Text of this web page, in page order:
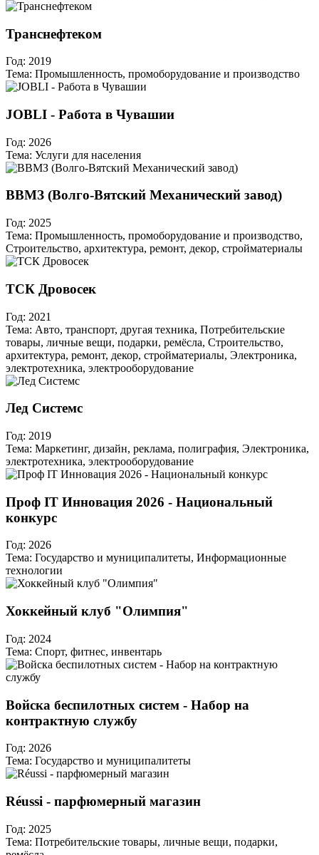
Транснефтеком
Год: 2019
Тема: Промышленность, промоборудование и производство
JOBLI - Работа в Чувашии
Год: 2026
Тема: Услуги для населения
ВВМЗ (Волго-Вятский Механический завод)
Год: 2025
Тема: Промышленность, промоборудование и производство,
Строительство, архитектура, ремонт, декор, стройматериалы
ТСК Дровосек
Год: 2021
Тема: Авто, транспорт, другая техника, Потребительские
товары, личные вещи, подарки, ремёсла, Строительство,
архитектура, ремонт, декор, стройматериалы, Электроника,
электротехника, электрооборудование
Лед Системс
Год: 2019
Тема: Маркетинг, дизайн, реклама, полиграфия, Электроника,
электротехника, электрооборудование
Проф IT Инновация 2026 - Национальный
конкурс
Год: 2026
Тема: Государство и муниципалитеты, Информационные
технологии
Хоккейный клуб "Олимпия"
Год: 2024
Тема: Спорт, фитнес, инвентарь
Войска беспилотных систем - Набор на
контрактную службу
Год: 2026
Тема: Государство и муниципалитеты
Réussi - парфюмерный магазин
Год: 2025
Тема: Потребительские товары, личные вещи, подарки,